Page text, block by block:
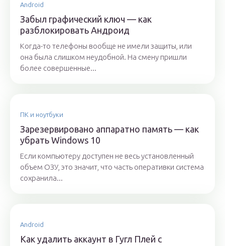
Android
Забыл графический ключ — как
разблокировать Андроид
Когда-то телефоны вообще не имели защиты, или
она была слишком неудобной. На смену пришли
более совершенные...
ПК и ноутбуки
Зарезервировано аппаратно память — как
убрать Windows 10
Если компьютеру доступен не весь установленный
объем ОЗУ, это значит, что часть оперативки система
сохранила...
Android
Как удалить аккаунт в Гугл Плей с